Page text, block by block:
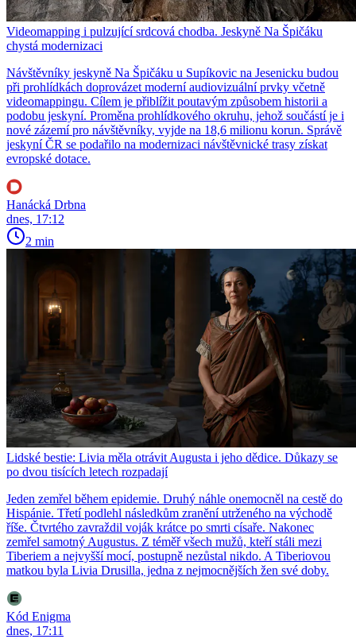
Videomapping i pulzující srdcová chodba. Jeskyně Na Špičáku
chystá modernizaci
Návštěvníky jeskyně Na Špičáku u Supíkovic na Jesenicku budou
při prohlídkách doprovázet moderní audiovizuální prvky včetně
videomappingu. Cílem je přiblížit poutavým způsobem historii a
podobu jeskyní. Proměna prohlídkového okruhu, jehož součástí je i
nové zázemí pro návštěvníky, vyjde na 18,6 milionu korun. Správě
jeskyní ČR se podařilo na modernizaci návštěvnické trasy získat
evropské dotace.
Hanácká Drbna
dnes, 17:12
2 min
Lidské bestie: Livia měla otrávit Augusta i jeho dědice. Důkazy se
po dvou tisících letech rozpadají
Jeden zemřel během epidemie. Druhý náhle onemocněl na cestě do
Hispánie. Třetí podlehl následkům zranění utrženého na východě
říše. Čtvrtého zavraždil voják krátce po smrti císaře. Nakonec
zemřel samotný Augustus. Z téměř všech mužů, kteří stáli mezi
Tiberiem a nejvyšší mocí, postupně nezůstal nikdo. A Tiberiovou
matkou byla Livia Drusilla, jedna z nejmocnějších žen své doby.
Kód Enigma
dnes, 17:11